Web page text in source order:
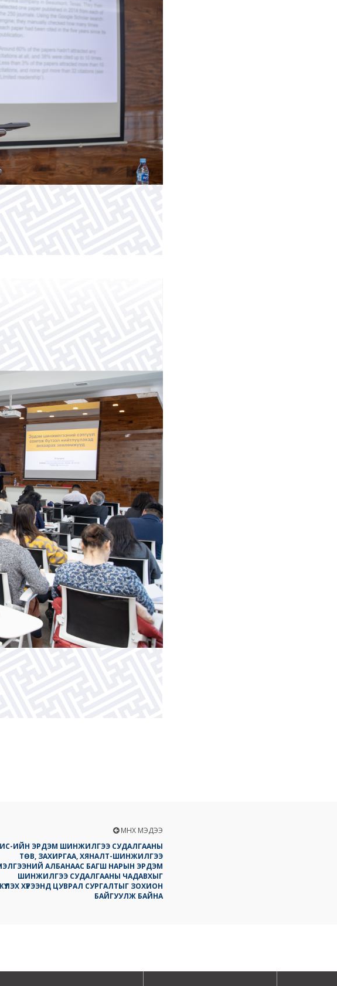
ӨМНӨХ МЭДЭЭ
ИЙН ЭРДЭМ ШИНЖИЛГЭЭ СУДАЛГААНЫ
ТӨВ, ЗАХИРГАА, ХЯНАЛТ-ШИНЖИЛГЭЭ
АЛБАНААС БАГШ НАРЫН ЭРДЭМ
ШИНЖИЛГЭЭ СУДАЛГААНЫ ЧАДАВХЫГ
ХҮРЭЭНД ЦУВРАЛ СУРГАЛТЫГ ЗОХИОН
БАЙГУУЛЖ БАЙНА